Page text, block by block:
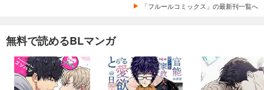
「フルールコミックス」の最新刊一覧へ
無料で読めるBLマンガ